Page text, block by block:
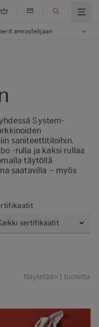
annostelijaan
System-
saniteettitiloihin.
-rulla ja kaksi rullaa
täytöllä
saatavilla – myös
Näytetään 1 tuotetta